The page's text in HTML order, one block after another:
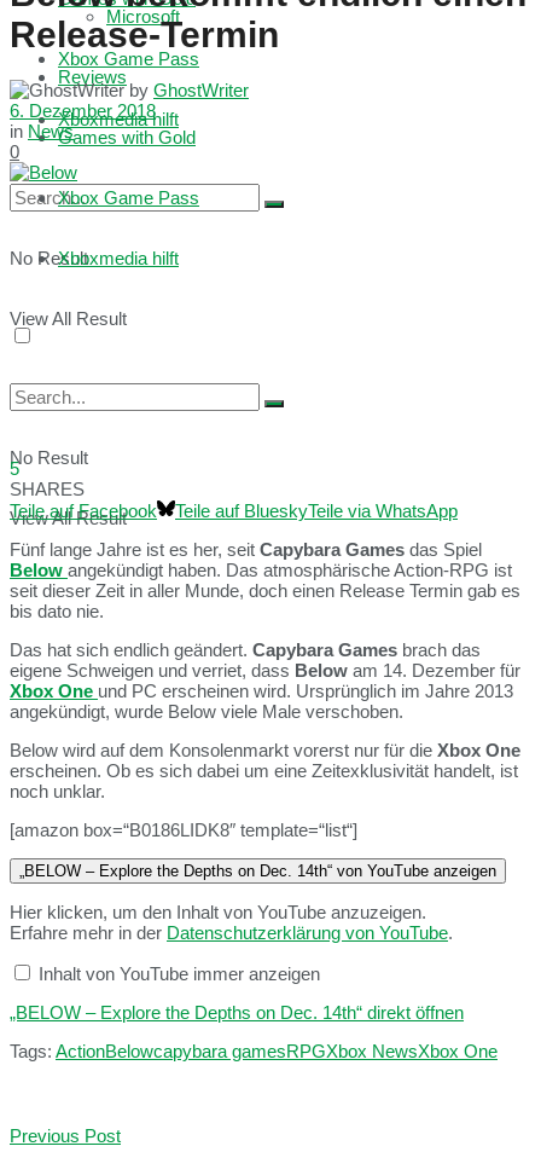
Xbox Game Pass
Xboxmedia hilft
No Result
View All Result
Microsoft
Reviews
Games with Gold
Xbox Game Pass
Xboxmedia hilft
No Result
View All Result
Release-Termin
by GhostWriter
6. Dezember 2018
in News
0
5
SHARES
Teile auf Facebook
Teile auf BlueskyTeile via WhatsApp
Fünf lange Jahre ist es her, seit Capybara Games das Spiel
Below angekündigt haben. Das atmosphärische Action-RPG ist
seit dieser Zeit in aller Munde, doch einen Release Termin gab es
bis dato nie.
Das hat sich endlich geändert. Capybara Games brach das
eigene Schweigen und verriet, dass Below am 14. Dezember für
Xbox One und PC erscheinen wird. Ursprünglich im Jahre 2013
angekündigt, wurde Below viele Male verschoben.
Below wird auf dem Konsolenmarkt vorerst nur für die Xbox One
erscheinen. Ob es sich dabei um eine Zeitexklusivität handelt, ist
noch unklar.
[amazon box=“B0186LIDK8″ template=“list“]
„BELOW – Explore the Depths on Dec. 14th“ von YouTube anzeigen
Hier klicken, um den Inhalt von YouTube anzuzeigen.
Erfahre mehr in der Datenschutzerklärung von YouTube.
Inhalt von YouTube immer anzeigen
„BELOW – Explore the Depths on Dec. 14th“ direkt öffnen
Tags: ActionBelowcapybara gamesRPGXbox NewsXbox One
Previous Post